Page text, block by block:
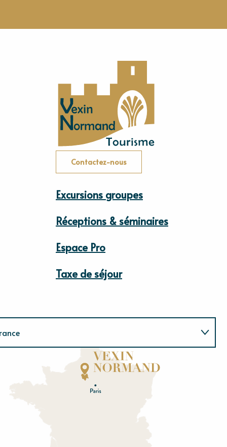
Contactez-nous
Excursions groupes
Réceptions & séminaires
Espace Pro
Taxe de séjour
Eu re
rne